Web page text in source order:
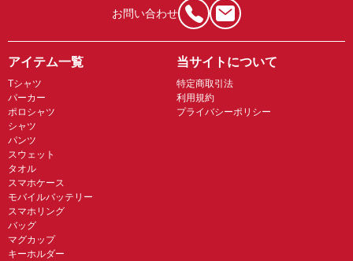
お問い合わせ
アイテム一覧
Tシャツ
パーカー
ポロシャツ
シャツ
パンツ
スウェット
タオル
スマホケース
モバイルバッテリー
スマホリング
バッグ
マグカップ
キーホルダー
当サイトについて
特定商取引法
利用規約
プライバシーポリシー